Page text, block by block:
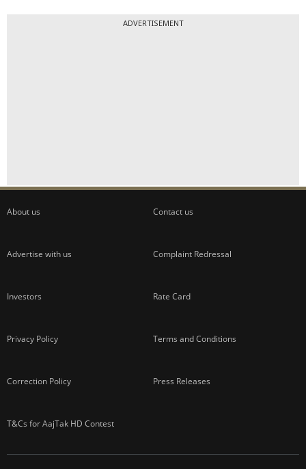
ADVERTISEMENT
About us Contact us
Advertise with us Complaint Redressal
Investors Rate Card
Privacy Policy Terms and Conditions
Correction Policy Press Releases
T&Cs for AajTak HD Contest